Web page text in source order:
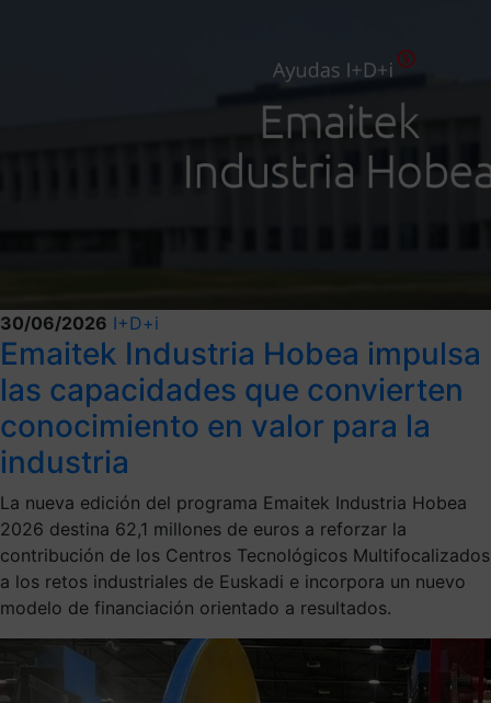
30/06/2026 I+D+i
Emaitek Industria Hobea impulsa
las capacidades que convierten
conocimiento en valor para la
industria
La nueva edición del programa Emaitek Industria Hobea
2026 destina 62,1 millones de euros a reforzar la
contribución de los Centros Tecnológicos Multifocalizados
a los retos industriales de Euskadi e incorpora un nuevo
modelo de financiación orientado a resultados.